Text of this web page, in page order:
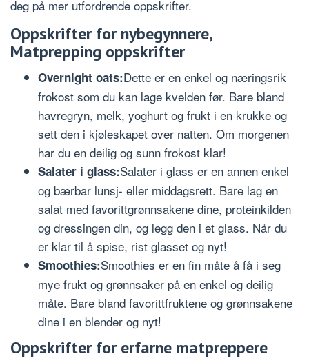
deg på mer utfordrende oppskrifter.
Oppskrifter for nybegynnere,
Matprepping oppskrifter
Overnight oats:Dette er en enkel og næringsrik
frokost som du kan lage kvelden før. Bare bland
havregryn, melk, yoghurt og frukt i en krukke og
sett den i kjøleskapet over natten. Om morgenen
har du en deilig og sunn frokost klar!
Salater i glass:Salater i glass er en annen enkel
og bærbar lunsj- eller middagsrett. Bare lag en
salat med favorittgrønnsakene dine, proteinkilden
og dressingen din, og legg den i et glass. Når du
er klar til å spise, rist glasset og nyt!
Smoothies:Smoothies er en fin måte å få i seg
mye frukt og grønnsaker på en enkel og deilig
måte. Bare bland favorittfruktene og grønnsakene
dine i en blender og nyt!
Oppskrifter for erfarne matpreppere